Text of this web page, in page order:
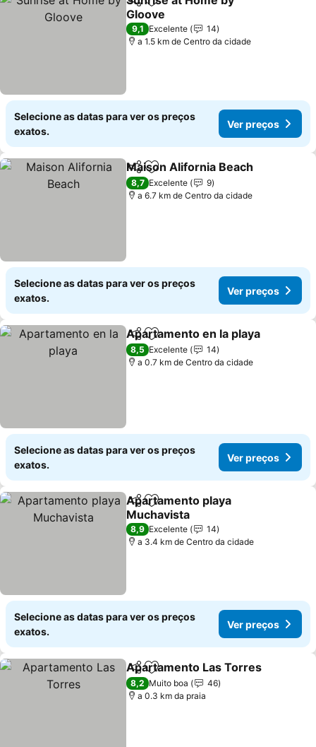
PartilharAdicionar aos favoritos
Gloove
9,1 Excelente
14
a 1.5 km de Centro da cidade
Selecione as datas para ver os preços
exatos.
Ver preços
PartilharAdicionar aos favoritos
Maison Alifornia Beach
8,7 Excelente
9
a 6.7 km de Centro da cidade
Selecione as datas para ver os preços
exatos.
Ver preços
PartilharAdicionar aos favoritos
Apartamento en la playa
8,5 Excelente
14
a 0.7 km de Centro da cidade
Selecione as datas para ver os preços
exatos.
Ver preços
PartilharAdicionar aos favoritos
Apartamento playa
Muchavista
8,9 Excelente
14
a 3.4 km de Centro da cidade
Selecione as datas para ver os preços
exatos.
Ver preços
PartilharAdicionar aos favoritos
Apartamento Las Torres
8,2 Muito boa
46
a 0.3 km da praia